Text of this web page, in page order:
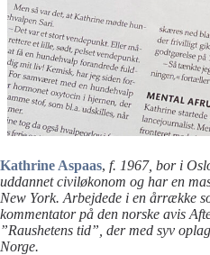
Kathrine Aspaas, f. 1967, bor i
uddannet civiløkonom og har en
New York. Arbejdede i en årrække
kommentator på den norske avis
”Raushetens tid”, der med syv
Norge.